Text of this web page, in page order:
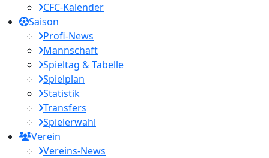
CFC-Kalender
Saison
Profi-News
Mannschaft
Spieltag & Tabelle
Spielplan
Statistik
Transfers
Spielerwahl
Verein
Vereins-News